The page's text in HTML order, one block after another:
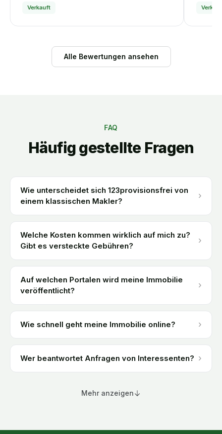
Verkauft
Alle Bewertungen ansehen
FAQ
Häufig gestellte Fragen
Wie unterscheidet sich 123provisionsfrei von
einem klassischen Makler?
›
Welche Kosten kommen wirklich auf mich zu?
Gibt es versteckte Gebühren?
›
Auf welchen Portalen wird meine Immobilie
veröffentlicht?
›
Wie schnell geht meine Immobilie online? ›
Wer beantwortet Anfragen von Interessenten? ›
Mehr anzeigen